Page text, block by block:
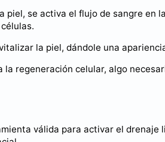
piel, se activa el flujo de sangre en
la piel, dándole una
la regeneración celular, algo
válida para activar el